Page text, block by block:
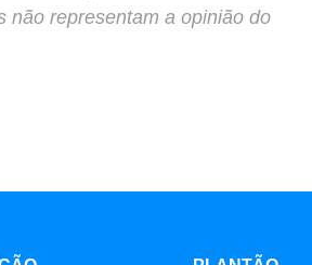
não representam a opinião do